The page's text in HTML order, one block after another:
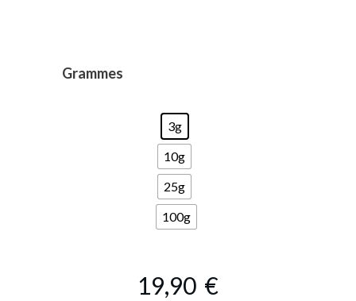
Grammes
3g
10g
25g
100g
19,90 €